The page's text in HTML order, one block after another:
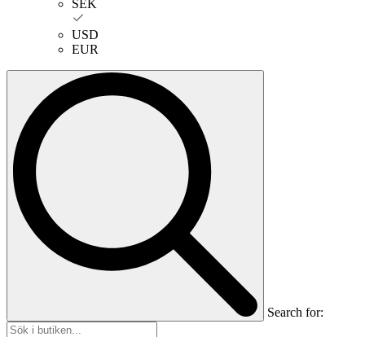
SEK
USD
EUR
Search for: